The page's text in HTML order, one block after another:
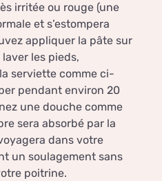
irritée ou rouge (une
et s’estompera
appliquer la pâte sur
les pieds,
serviette comme ci-
pendant environ 20
une douche comme
sera absorbé par la
dans votre
un soulagement sans
poitrine.